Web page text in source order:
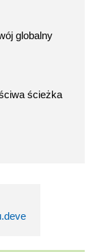
globalny
ścieżka